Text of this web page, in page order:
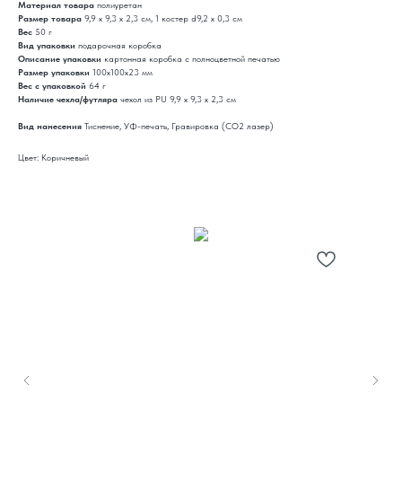
Материал товара полиуретан
Размер товара 9,9 х 9,3 х 2,3 см, 1 костер d9,2 х 0,3 см
Вес 50 г
Вид упаковки подарочная коробка
Описание упаковки картонная коробка с полноцветной печатью
Размер упаковки 100x100x23 мм
Вес с упаковкой 64 г
Наличие чехла/футляра чехол из PU 9,9 х 9,3 х 2,3 см
Вид нанесения Тиснение, УФ-печать, Гравировка (CO2 лазер)
Цвет: Коричневый